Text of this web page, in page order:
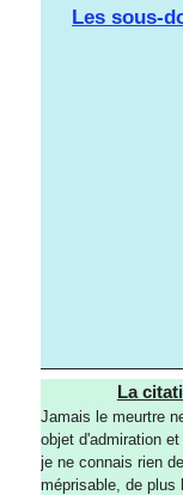
Les sous-
La
Jamais le meurtre
objet d'admiration
je ne connais rien
méprisable, de plus